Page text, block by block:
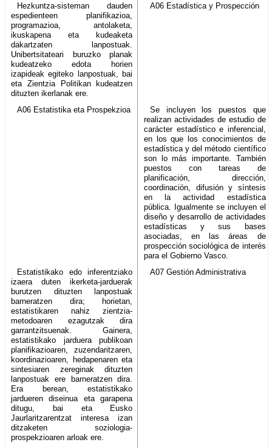
Hezkuntza-sisteman dauden
espedienteen planifikazioa,
programazioa, antolaketa,
ikuskapena eta kudeaketa
dakartzaten lanpostuak.
Unibertsitateari buruzko planak
kudeatzeko edota horien
izapideak egiteko lanpostuak, bai
eta Zientzia Politikan kudeatzen
dituzten ikerlanak ere.
A06 Estadística y Prospección
A06 Estatistika eta Prospekzioa
Se incluyen los puestos que
realizan actividades de estudio de
carácter estadístico e inferencial,
en los que los conocimientos de
estadística y del método científico
son lo más importante. También
puestos con tareas de
planificación, dirección,
coordinación, difusión y síntesis
en la actividad estadística
pública. Igualmente se incluyen el
diseño y desarrollo de actividades
estadísticas y sus bases
asociadas, en las áreas de
prospección sociológica de interés
para el Gobierno Vasco.
Estatistikako edo inferentziako
izaera duten ikerketa-jarduerak
burutzen dituzten lanpostuak
barneratzen dira; horietan,
estatistikaren nahiz zientzia-
metodoaren ezagutzak dira
garrantzitsuenak. Gainera,
estatistikako jarduera publikoan
planifikazioaren, zuzendaritzaren,
koordinazioaren, hedapenaren eta
sintesiaren zereginak dituzten
lanpostuak ere barneratzen dira.
Era berean, estatistikako
jardueren diseinua eta garapena
ditugu, bai eta Eusko
Jaurlaritzarentzat interesa izan
ditzaketen soziologia-
prospekzioaren arloak ere.
A07 Gestión Administrativa